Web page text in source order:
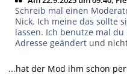
Schreib mal einen
Nick. Ich meine das sollte
lassen. Ich benutze mal
Adresse geändert und
...hat der Mod ihm schon